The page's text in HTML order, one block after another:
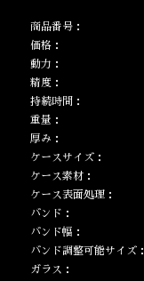
商品番号：
価格：
動力：
精度：
持続時間：
重量：
厚み：
ケースサイズ：
ケース素材：
ケース表面処理：
バンド：
バンド幅：
バンド調整可能サイズ：
ガラス：